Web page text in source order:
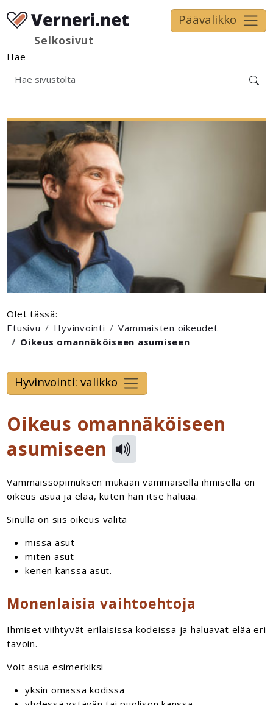
Selkosivut
Päävalikko
Hae
Olet tässä:
Etusivu
Hyvinvointi
Vammaisten oikeudet
Oikeus omannäköiseen asumiseen
Hyvinvointi: valikko
Oikeus omannäköiseen
asumiseen
Vammaissopimuksen mukaan vammaisella ihmisellä on
oikeus asua ja elää, kuten hän itse haluaa.
Sinulla on siis oikeus valita
missä asut
miten asut
kenen kanssa asut.
Monenlaisia vaihtoehtoja
Ihmiset viihtyvät erilaisissa kodeissa ja haluavat elää eri
tavoin.
Voit asua esimerkiksi
yksin omassa kodissa